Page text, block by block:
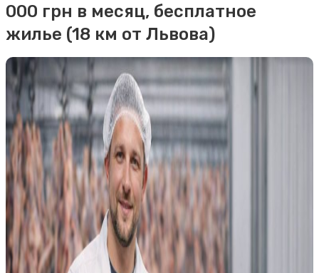
000 грн в месяц, бесплатное
жилье (18 км от Львова)